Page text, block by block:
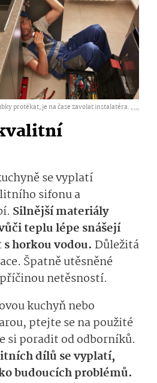
protékat, je na čase zavolat instalatéra. ,...
se vyplatí
sifonu a
Silnější materiály
teplu lépe snášejí
horkou vodou. Důležitá
Špatně utěsněné
netěsností.
kuchyň nebo
ptejte se na použité
si poradit od odborníků.
dílů se vyplatí,
budoucích problémů.